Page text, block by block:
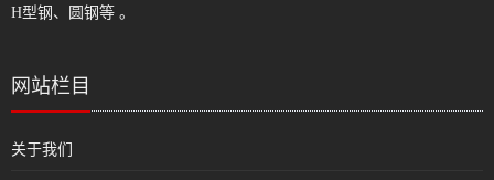
H型钢、圆钢等 。
网站栏目
关于我们